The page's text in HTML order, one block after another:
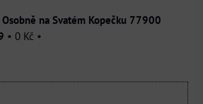
Osobně na Svatém Kopečku 77900
• 0 Kč •